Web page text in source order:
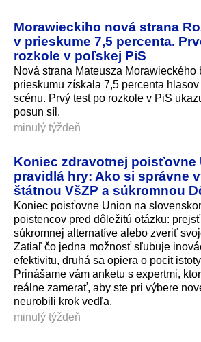
Morawieckiho nová strana
v prieskume 7,5 percenta.
rozkole v poľskej PiS
Nová strana Mateusza Morawieckého
prieskumu získala 7,5 percenta
scénu. Prvý test po rozkole v PiS
posun síl.
minulý týždeň
Koniec zdravotnej poisťovne
pravidlá hry: Ako si správne
štátnou VšZP a súkromnou
Koniec poisťovne Union na
poistencov pred dôležitú otázku:
súkromnej alternatíve alebo zveriť
Zatiaľ čo jedna možnosť sľubuje
efektivitu, druhá sa opiera o pocit
Prinášame vám anketu s expertmi,
reálne zamerať, aby ste pri výbere
neurobili krok vedľa.
minulý týždeň